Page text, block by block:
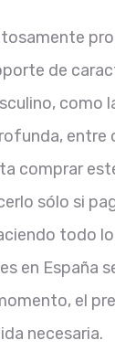
de
como
entre
comprar
sólo si
todo
en España
el
necesaria.